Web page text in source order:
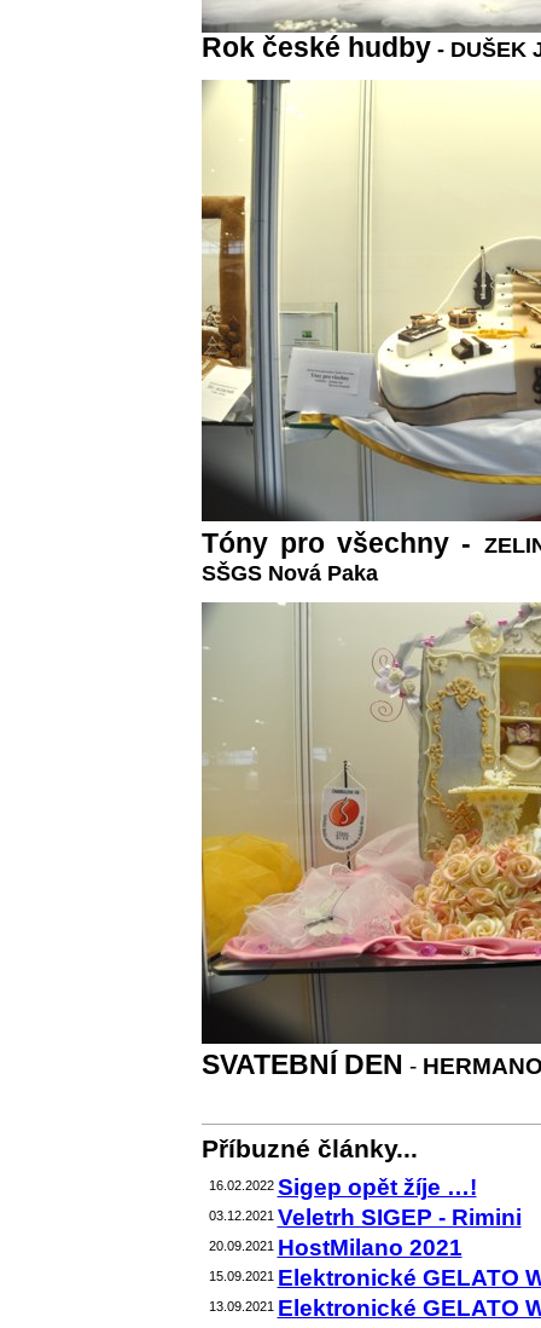
Rok české hudby- DUŠEK
Tóny pro všechny -
SŠGS Nová Paka
SVATEBNÍ DEN -
Příbuzné články...
16.02.2022 Sigep opět žíje …!
03.12.2021 Veletrh SIGEP - Rimini
20.09.2021 HostMilano 2021
15.09.2021 Elektronické GELATO
13.09.2021 Elektronické GELATO